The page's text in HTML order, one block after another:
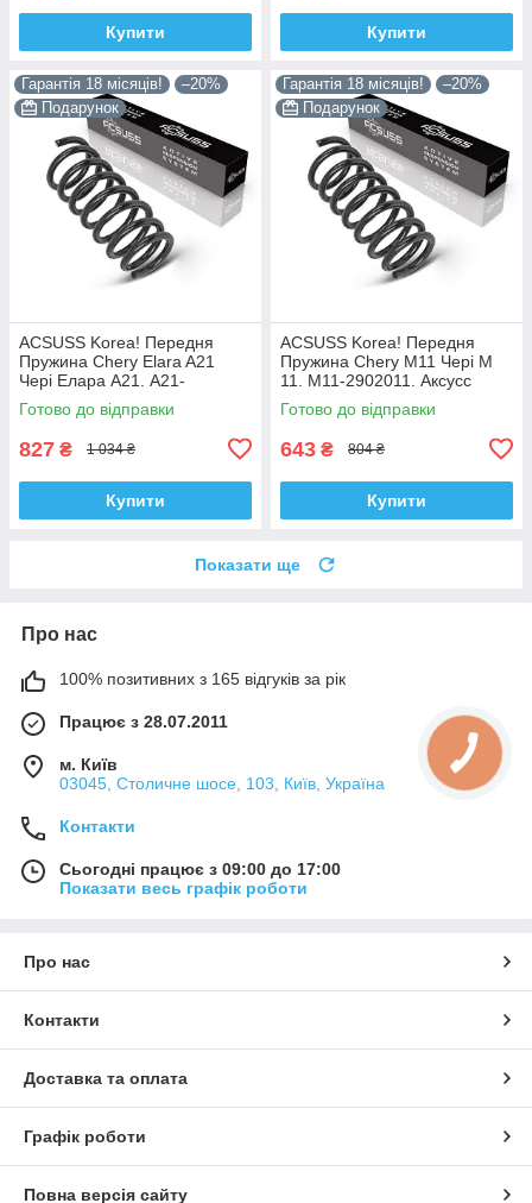
Купити Купити
Гарантія 18 місяців!
–20%
Подарунок
ACSUSS Korea! Передня
Пружина Chery Elara A21
Чері Елара А21. A21-
2902011AC. Аксусс Корея
Готово до відправки
827 ₴ 1 034 ₴
Купити
Гарантія 18 місяців!
–20%
Подарунок
ACSUSS Korea! Передня
Пружина Chery M11 Чері М
11. M11-2902011. Аксусс
Корея
Готово до відправки
643 ₴ 804 ₴
Купити
Показати ще
Про нас
100% позитивних з 165 відгуків за рік
Працює з 28.07.2011
м. Київ
03045, Столичне шосе, 103, Київ, Україна
Контакти
Сьогодні працює з 09:00 до 17:00
Показати весь графік роботи
Про нас
Контакти
Доставка та оплата
Графік роботи
Повна версія сайту